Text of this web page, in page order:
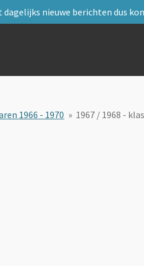
dagelijks nieuwe berichten dus
1966 - 1970 » 1967 / 1968 -